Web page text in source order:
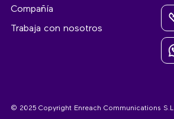
Compañía
Trabaja con nosotros
© 2025 Copyright Enreach Communications S.L